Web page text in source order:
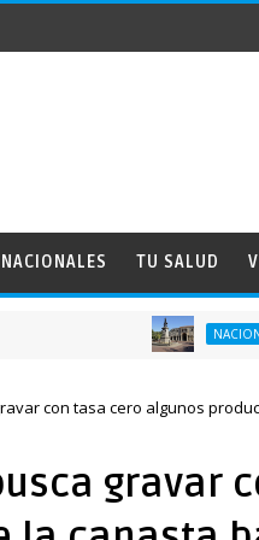
TU SALUD
NACIONALES
con tasa cero algunos
gravar